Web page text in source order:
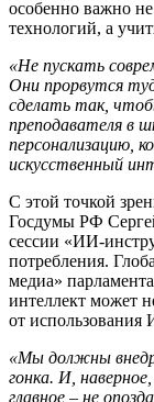
особенно важно
технологий, а
«Не пускать
Они прорвутся
сделать так,
преподавателя в
персонализацию,
искусственный
С этой точкой
Госдумы РФ
сессии «ИИ-
потребления.
медиа»
интеллект может
от использования
«Мы должны
гонка. И,
главное – не